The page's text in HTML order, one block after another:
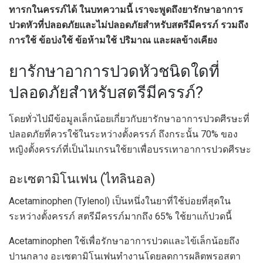
ทารกในครรภ์ได้ ในบทความนี้ เราจะพูดถึงยารักษาอาการ
ปวดหัวที่ปลอดภัยและไม่ปลอดภัยสำหรับสตรีมีครรภ์ รวมถึง
การใช้ ข้อบ่งใช้ ข้อห้ามใช้ ปริมาณ และผลข้างเคียง
ยารักษาอาการปวดหัวชนิดใดที่
ปลอดภัยสำหรับสตรีมีครรภ์?
โดยทั่วไปมีข้อมูลเล็กน้อยเกี่ยวกับยารักษาอาการปวดศีรษะที่
ปลอดภัยที่ควรใช้ในระหว่างตั้งครรภ์ ถึงกระนั้น 70% ของ
หญิงตั้งครรภ์ที่เป็นไมเกรนใช้ยาเพื่อบรรเทาอาการปวดศีรษะ
อะเซตามิโนเฟน (ไทลินอล)
Acetaminophen (Tylenol) เป็นหนึ่งในยาที่ใช้บ่อยที่สุดใน
ระหว่างตั้งครรภ์ สตรีมีครรภ์มากถึง 65% ใช้ยาแก้ปวดนี้
Acetaminophen ใช้เพื่อรักษาอาการปวดและไข้เล็กน้อยถึง
ปานกลาง อะเซตามิโนเฟนทำงานโดยลดการผลิตพรอสตา